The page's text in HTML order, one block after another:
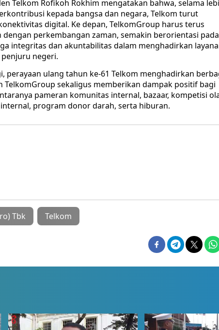
Telkom Rofikoh Rokhim mengatakan bahwa, selama
kepada bangsa dan negara, Telkom turut
digital. Ke depan, TelkomGroup harus terus
perkembangan zaman, semakin berorientasi pada
integritas dan akuntabilitas dalam menghadirkan
negeri.
perayaan ulang tahun ke-61 Telkom menghadirkan
TelkomGroup sekaligus memberikan dampak positif bagi
pameran komunitas internal, bazaar, kompetisi
program donor darah, serta hiburan.
Tbk Telkom